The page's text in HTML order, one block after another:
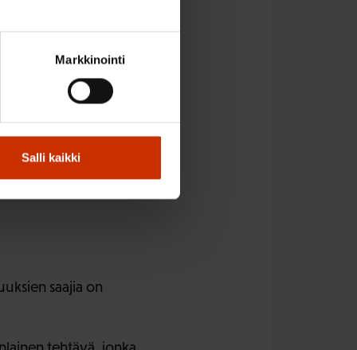
Markkinointi
Salli kaikki
nuorilla,
että
sekä
saajia on